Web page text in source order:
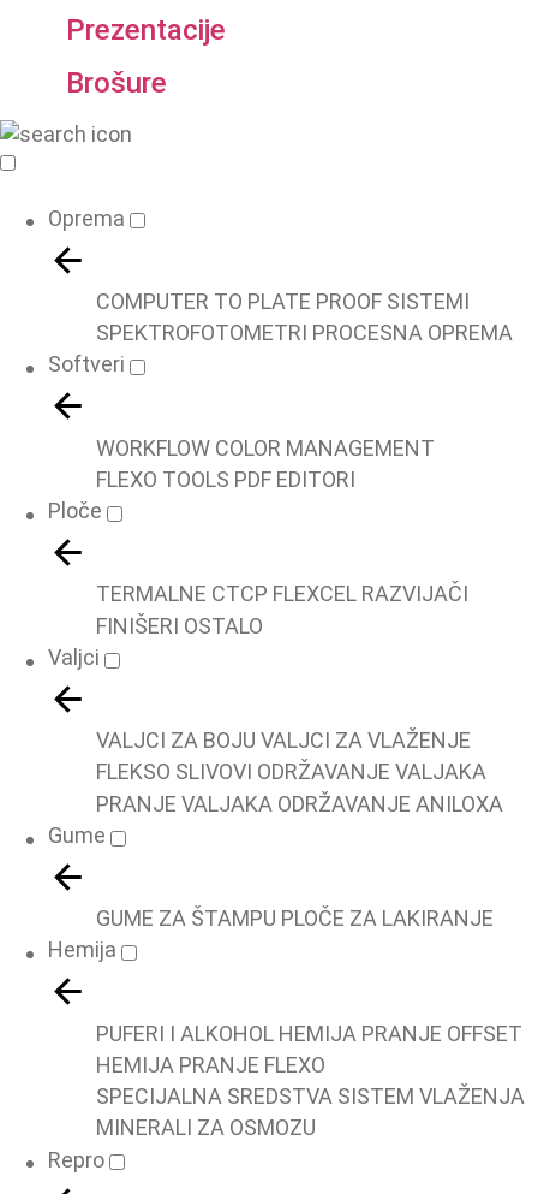
Prezentacije
Brošure
Oprema
COMPUTER TO PLATE PROOF SISTEMI
SPEKTROFOTOMETRI PROCESNA OPREMA
Softveri
WORKFLOW COLOR MANAGEMENT
FLEXO TOOLS PDF EDITORI
Ploče
TERMALNE CTCP FLEXCEL RAZVIJAČI
FINIŠERI OSTALO
Valjci
VALJCI ZA BOJU VALJCI ZA VLAŽENJE
FLEKSO SLIVOVI ODRŽAVANJE VALJAKA
PRANJE VALJAKA ODRŽAVANJE ANILOXA
Gume
GUME ZA ŠTAMPU PLOČE ZA LAKIRANJE
Hemija
PUFERI I ALKOHOL HEMIJA PRANJE OFFSET
HEMIJA PRANJE FLEXO
SPECIJALNA SREDSTVA SISTEM VLAŽENJA
MINERALI ZA OSMOZU
Repro